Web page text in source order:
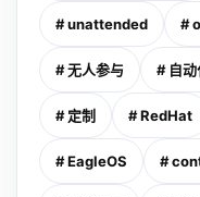
# unattended #
# 无人参与 # 自动
# 定制 # RedHat
# EagleOS #